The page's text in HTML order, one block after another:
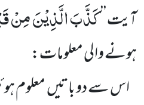
آیت’’كَذَّبَ الَّذِیْنَ مِنْ
ہونے والی معلومات:
اس سے دو باتیں معلوم